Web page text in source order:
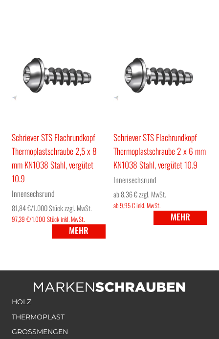
Schriever STS Flachrundkopf
Thermoplastschraube 2,5 x 8
mm KN1038 Stahl, vergütet
10.9
Innensechsrund
81,84 €/1.000 Stückzzgl. MwSt.
97,39 €/1.000 Stückinkl. MwSt.
MEHR
Schriever STS Flachrundkopf
Thermoplastschraube 2 x 6 mm
KN1038 Stahl, vergütet 10.9
Innensechsrund
ab 8,36 €zzgl. MwSt.
ab 9,95 €inkl. MwSt.
MEHR
HOLZ
THERMOPLAST
GROSSMENGEN